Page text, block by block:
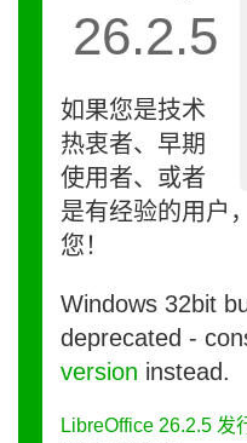
26.2.5
如果您是技术
热衷者、早期
使用者、或者
是有经验的用户
您！
Windows 32bit
deprecated -
version instead.
LibreOffice 26.2.5 发